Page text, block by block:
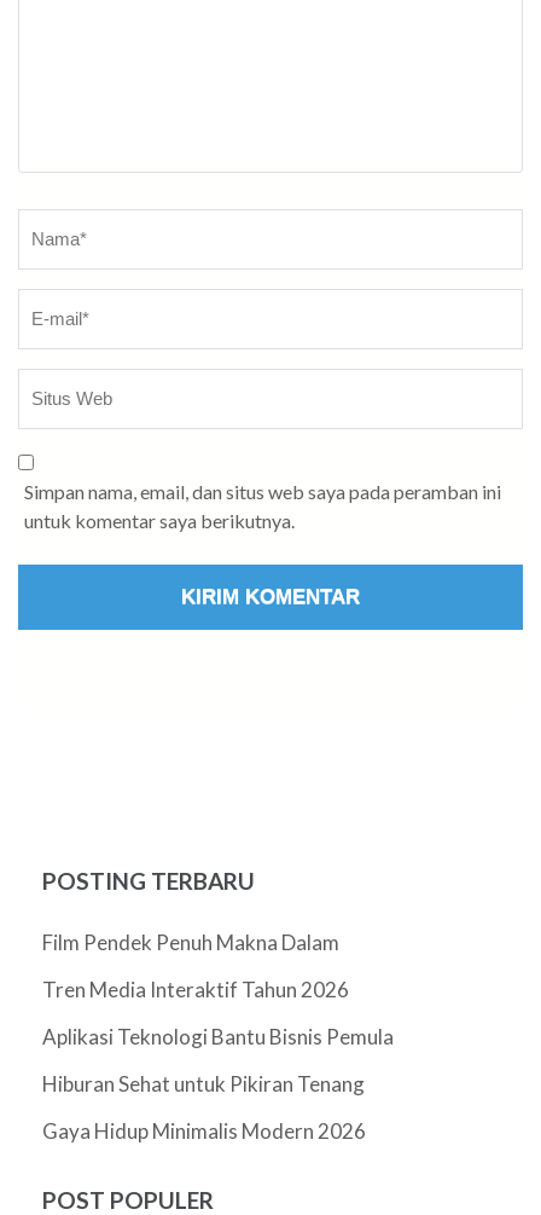
Simpan nama, email, dan situs web saya pada peramban ini
untuk komentar saya berikutnya.
POSTING TERBARU
Film Pendek Penuh Makna Dalam
Tren Media Interaktif Tahun 2026
Aplikasi Teknologi Bantu Bisnis Pemula
Hiburan Sehat untuk Pikiran Tenang
Gaya Hidup Minimalis Modern 2026
POST POPULER